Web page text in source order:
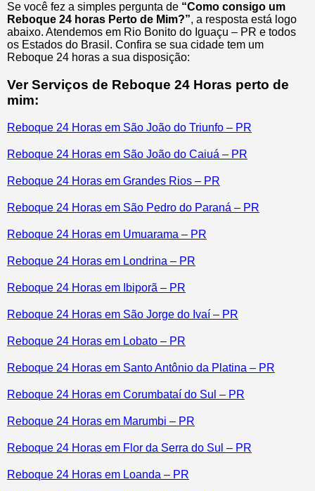
Se você fez a simples pergunta de “Como consigo um
Reboque 24 horas Perto de Mim?”, a resposta está logo
abaixo. Atendemos em Rio Bonito do Iguaçu – PR e todos
os Estados do Brasil. Confira se sua cidade tem um
Reboque 24 horas a sua disposição:
Ver Serviços de Reboque 24 Horas perto de
mim:
Reboque 24 Horas em São João do Triunfo – PR
Reboque 24 Horas em São João do Caiuá – PR
Reboque 24 Horas em Grandes Rios – PR
Reboque 24 Horas em São Pedro do Paraná – PR
Reboque 24 Horas em Umuarama – PR
Reboque 24 Horas em Londrina – PR
Reboque 24 Horas em Ibiporã – PR
Reboque 24 Horas em São Jorge do Ivaí – PR
Reboque 24 Horas em Lobato – PR
Reboque 24 Horas em Santo Antônio da Platina – PR
Reboque 24 Horas em Corumbataí do Sul – PR
Reboque 24 Horas em Marumbi – PR
Reboque 24 Horas em Flor da Serra do Sul – PR
Reboque 24 Horas em Loanda – PR